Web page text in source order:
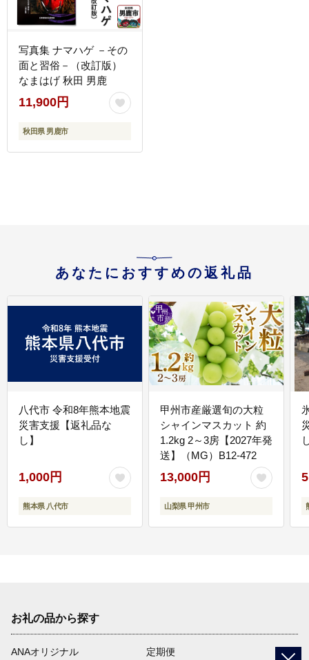
写真集 ナマハゲ －その
面と習俗－（改訂版）
なまはげ 秋田 男鹿
11,900円
秋田県 男鹿市
あなたにおすすめの返礼品
八代市 令和8年熊本地震
災害支援【返礼品な
し】
1,000円
熊本県 八代市
甲州市産厳選旬の大粒
シャインマスカット 約
1.2kg 2～3房【2027年発
送】（MG）B12-472
13,000円
山梨県 甲州市
お礼の品から探す
ANAオリジナル
定期便